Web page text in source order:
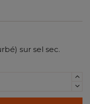
sur sel sec.